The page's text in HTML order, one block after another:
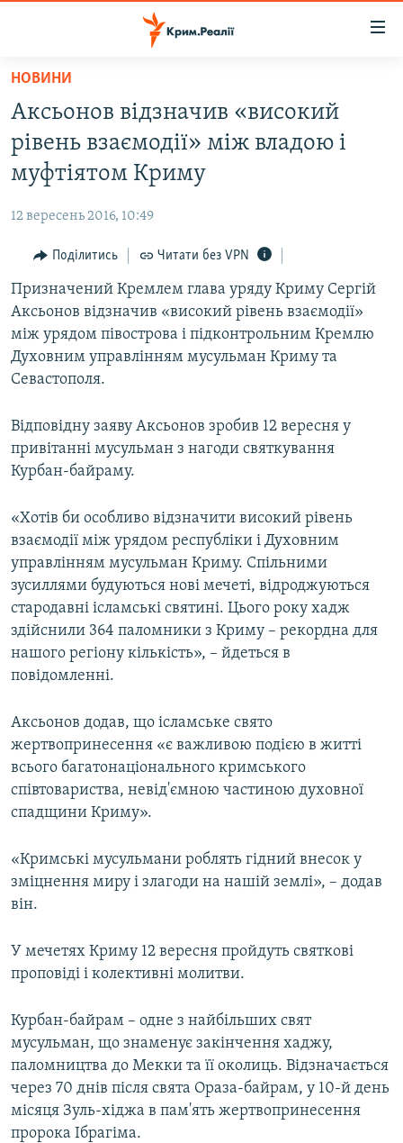
Перейти
основного
матеріалу
Перейти
до
основної
навігації
Перейти
пошуку
ВІДЕО ТА ФОТО
БЛОГИ
ПОГЛЯД
ІНТЕРВ'Ю
ВСЕ ЗА ДЕНЬ
СПЕЦПРОЕКТИ
ДЕПОРТАЦІЯ
ВІДЕОУРОКИ «ELIFBE»
СВІДЧЕННЯ ОКУПАЦІЇ
ІНФОГРАФІКА
ЯК ОБІЙТИ БЛОКУВАННЯ
Русский
Qırımtatar
ДОЛУЧАЙСЯ!
Усі сайти RFE/RL
НОВИНИ
Аксьонов відзначив «високий
рівень взаємодії» між владою і
муфтіятом Криму
12 вересень 2016, 10:49
Поділитись Читати без VPN
Призначений Кремлем глава уряду Криму Сергій
Аксьонов відзначив «високий рівень взаємодії»
між урядом півострова і підконтрольним Кремлю
Духовним управлінням мусульман Криму та
Севастополя.
Відповідну заяву Аксьонов зробив 12 вересня у
привітанні мусульман з нагоди святкування
Курбан-байраму.
«Хотів би особливо відзначити високий рівень
взаємодії між урядом республіки і Духовним
управлінням мусульман Криму. Спільними
зусиллями будуються нові мечеті, відроджуються
стародавні ісламські святині. Цього року хадж
здійснили 364 паломники з Криму – рекордна для
нашого регіону кількість», – йдеться в
повідомленні.
Аксьонов додав, що ісламське свято
жертвопринесення «є важливою подією в житті
всього багатонаціонального кримського
співтовариства, невід'ємною частиною духовної
спадщини Криму».
«Кримські мусульмани роблять гідний внесок у
зміцнення миру і злагоди на нашій землі», – додав
він.
У мечетях Криму 12 вересня пройдуть святкові
проповіді і колективні молитви.
Курбан-байрам – одне з найбільших свят
мусульман, що знаменує закінчення хаджу,
паломництва до Мекки та її околиць. Відзначається
через 70 днів після свята Ораза-байрам, у 10-й день
місяця Зуль-хіджа в пам'ять жертвопринесення
пророка Ібрагіма.